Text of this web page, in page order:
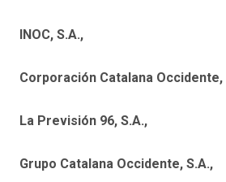
INOC, S.A.,
Corporación Catalana Occidente,
La Previsión 96, S.A.,
Grupo Catalana Occidente, S.A.,